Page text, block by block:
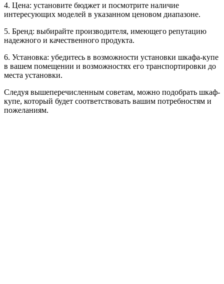
4. Цена: установите бюджет и посмотрите наличие
интересующих моделей в указанном ценовом диапазоне.
5. Бренд: выбирайте производителя, имеющего репутацию
надежного и качественного продукта.
6. Установка: убедитесь в возможности установки шкафа-купе
в вашем помещении и возможностях его транспортировки до
места установки.
Следуя вышеперечисленным советам, можно подобрать шкаф-
купе, который будет соответствовать вашим потребностям и
пожеланиям.